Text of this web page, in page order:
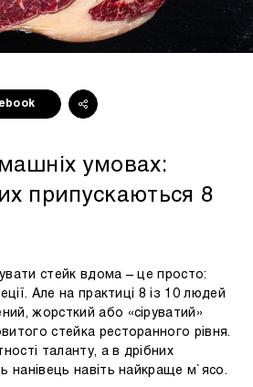
умовах:
припускаються 8
стейк вдома – це просто:
Але на практиці 8 із 10 людей
жорсткий або «сіруватий»
стейка ресторанного рівня.
таланту, а в дрібних
нанівець навіть найкраще м`ясо.